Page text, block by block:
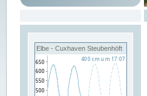
Elbe - Cuxhaven Steubenhöft